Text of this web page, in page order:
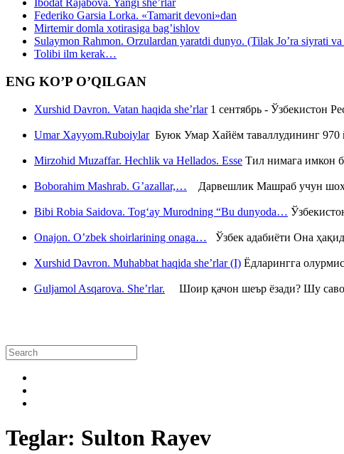
Ibodat Rajabova. Yangi she’rlar
Federiko Garsia Lorka. «Tamarit devoni»dan
Mirtemir domla xotirasiga bag’ishlov
Sulaymon Rahmon. Orzulardan yaratdi dunyo. (Tilak Jo’ra siyrati
Tolibi ilm kerak…
ENG KO’P O’QILGAN
Xurshid Davron. Vatan haqida she’rlar1 сентябрь - Ўзбекистон
Umar Xayyom.RuboiylarБуюк Умар Хайём таваллудининг 970
Mirzohid Muzaffar. Hechlik va Hellados. Esse Тил нимага имкон
Boborahim Mashrab. G’azallar,… Дарвешлик Машраб учун
Bibi Robia Saidova. Tog‘ay Murodning “Bu dunyoda…
Onajon. O’zbek shoirlarining onaga… Ўзбек адабиёти Она
Xurshid Davron. Muhabbat haqida she’rlar (I) Ёдларингга
Guljamol Asqarova. She’rlar. Шоир қачон шеър ёзади? Шу
Teglar: Sulton Rayev